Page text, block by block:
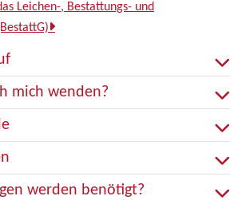
Leichen-, Bestattungs- und
mich wenden?
werden benötigt?